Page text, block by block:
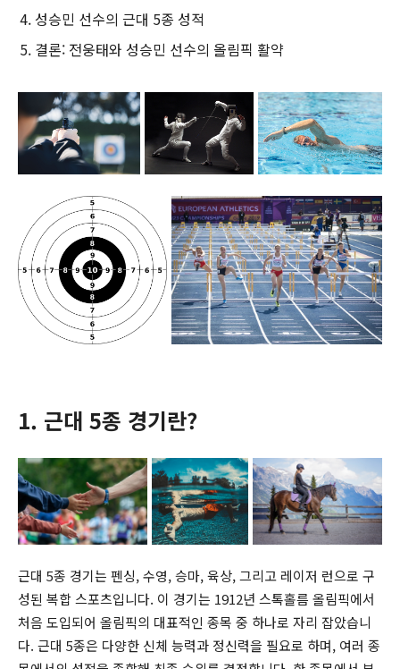
성승민 선수의 근대 5종 성적
결론: 전웅태와 성승민 선수의 올림픽 활약
1. 근대 5종 경기란?
근대 5종 경기는 펜싱, 수영, 승마, 육상, 그리고 레이저 런으로 구
성된 복합 스포츠입니다. 이 경기는 1912년 스톡홀름 올림픽에서
처음 도입되어 올림픽의 대표적인 종목 중 하나로 자리 잡았습니
다. 근대 5종은 다양한 신체 능력과 정신력을 필요로 하며, 여러 종